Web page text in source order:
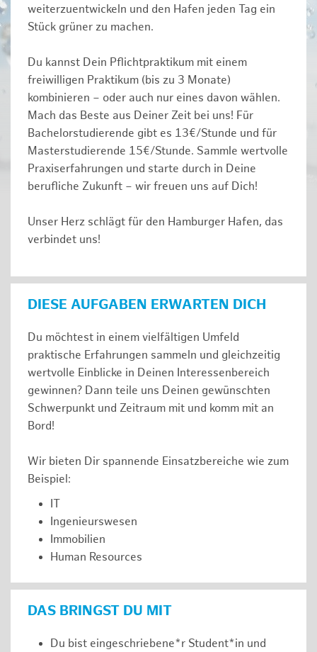
weiterzuentwickeln und den Hafen jeden Tag ein
Stück grüner zu machen.
Du kannst Dein Pflichtpraktikum mit einem
freiwilligen Praktikum (bis zu 3 Monate)
kombinieren – oder auch nur eines davon wählen.
Mach das Beste aus Deiner Zeit bei uns! Für
Bachelorstudierende gibt es 13€/Stunde und für
Masterstudierende 15€/Stunde. Sammle wertvolle
Praxiserfahrungen und starte durch in Deine
berufliche Zukunft – wir freuen uns auf Dich!
Unser Herz schlägt für den Hamburger Hafen, das
verbindet uns!
DIESE AUFGABEN ERWARTEN DICH
Du möchtest in einem vielfältigen Umfeld
praktische Erfahrungen sammeln und gleichzeitig
wertvolle Einblicke in Deinen Interessenbereich
gewinnen? Dann teile uns Deinen gewünschten
Schwerpunkt und Zeitraum mit und komm mit an
Bord!
Wir bieten Dir spannende Einsatzbereiche wie zum
Beispiel:
IT
Ingenieurswesen
Immobilien
Human Resources
DAS BRINGST DU MIT
Du bist eingeschriebene*r Student*in und